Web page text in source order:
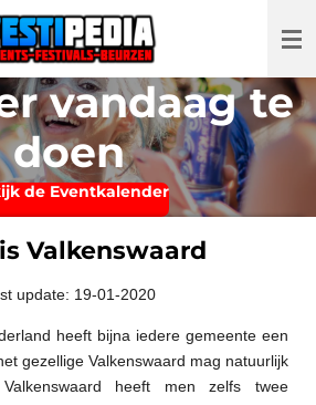
vandaag te
doen
de Eventkalender
Valkenswaard
update: 19-01-2020
heeft bijna iedere gemeente een
gezellige Valkenswaard mag natuurlijk
heeft men zelfs twee